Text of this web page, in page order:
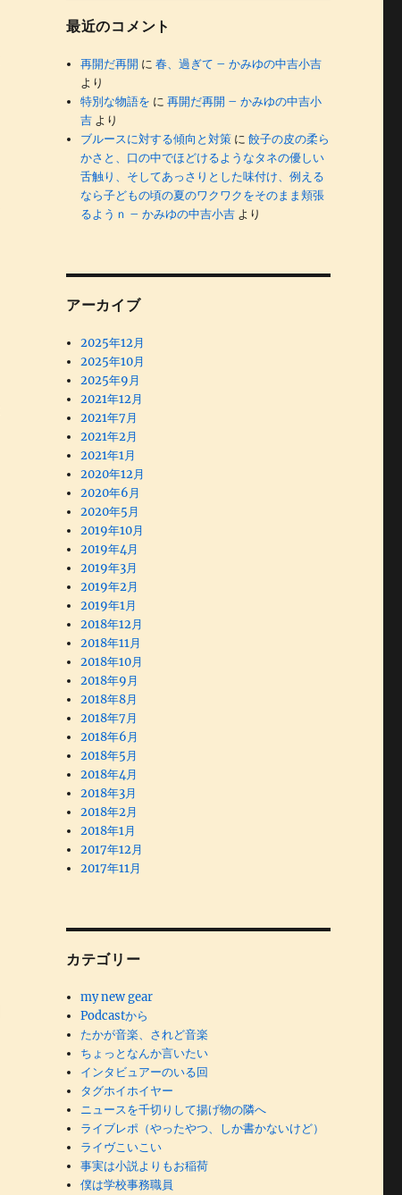
最近のコメント
再開だ再開 に春、過ぎて – かみゆの中吉小吉
より
特別な物語を に再開だ再開 – かみゆの中吉小
吉 より
ブルースに対する傾向と対策 に餃子の皮の柔ら
かさと、口の中でほどけるようなタネの優しい
舌触り、そしてあっさりとした味付け、例える
なら子どもの頃の夏のワクワクをそのまま頬張
るようｎ – かみゆの中吉小吉 より
アーカイブ
2025年12月
2025年10月
2025年9月
2021年12月
2021年7月
2021年2月
2021年1月
2020年12月
2020年6月
2020年5月
2019年10月
2019年4月
2019年3月
2019年2月
2019年1月
2018年12月
2018年11月
2018年10月
2018年9月
2018年8月
2018年7月
2018年6月
2018年5月
2018年4月
2018年3月
2018年2月
2018年1月
2017年12月
2017年11月
カテゴリー
my new gear
Podcastから
たかが音楽、されど音楽
ちょっとなんか言いたい
インタビュアーのいる回
タグホイホイヤー
ニュースを千切りして揚げ物の隣へ
ライブレポ（やったやつ、しか書かないけど）
ライヴこいこい
事実は小説よりもお稲荷
僕は学校事務職員